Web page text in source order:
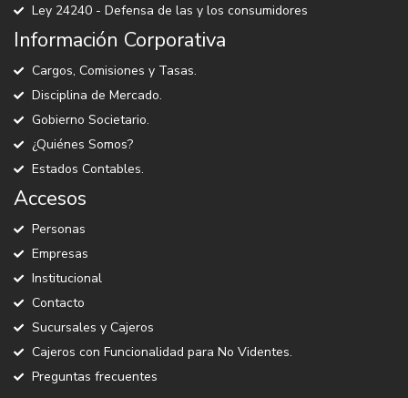
Ley 24240 - Defensa de las y los consumidores
Información Corporativa
Cargos, Comisiones y Tasas.
Disciplina de Mercado.
Gobierno Societario.
¿Quiénes Somos?
Estados Contables.
Accesos
Personas
Empresas
Institucional
Contacto
Sucursales y Cajeros
Cajeros con Funcionalidad para No Videntes.
Preguntas frecuentes